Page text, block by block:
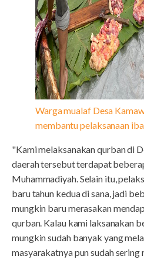
Warga mualaf Desa
membantu pelaksanaan
"Kami melaksanakan qurban di
daerah tersebut terdapat
Muhammadiyah. Selain itu,
baru tahun kedua di sana, jadi
mungkin baru merasakan
qurban. Kalau kami laksanakan
mungkin sudah banyak yang
masyarakatnya pun sudah sering